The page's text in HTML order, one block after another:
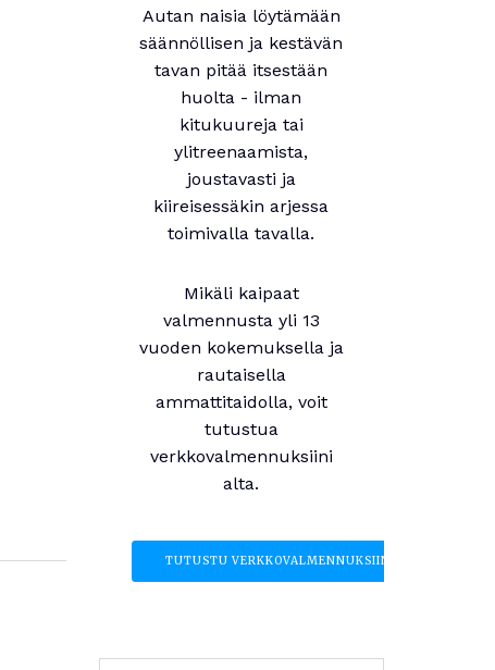
Autan naisia löytämään
säännöllisen ja kestävän
tavan pitää itsestään
huolta - ilman
kitukuureja tai
ylitreenaamista,
joustavasti ja
kiireisessäkin arjessa
toimivalla tavalla.
Mikäli kaipaat
valmennusta yli 13
vuoden kokemuksella ja
rautaisella
ammattitaidolla, voit
tutustua
verkkovalmennuksiini
alta.
TUTUSTU VERKKOVALMENNUKSIIN